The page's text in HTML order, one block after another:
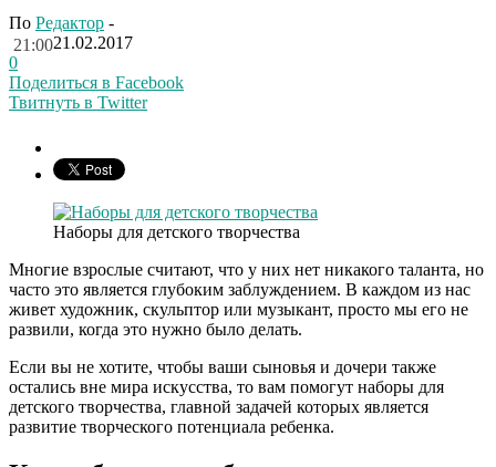
По Редактор -
21.02.2017
21:00
0
Поделиться в Facebook
Твитнуть в Twitter
Наборы для детского творчества
Многие взрослые считают, что у них нет никакого таланта, но
часто это является глубоким заблуждением. В каждом из нас
живет художник, скульптор или музыкант, просто мы его не
развили, когда это нужно было делать.
Если вы не хотите, чтобы ваши сыновья и дочери также
остались вне мира искусства, то вам помогут наборы для
детского творчества, главной задачей которых является
развитие творческого потенциала ребенка.